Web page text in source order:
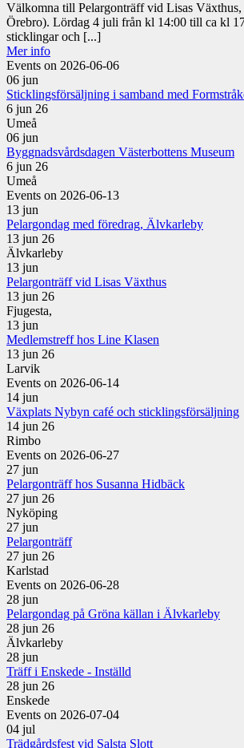
Välkomna till Pelargonträff vid Lisas Växthus,
Örebro). Lördag 4 juli från kl 14:00 till ca kl
sticklingar och [...]
Mer info
Events on 2026-06-06
06 jun
Sticklingsförsäljning i samband med
6 jun 26
Umeå
06 jun
Byggnadsvårdsdagen Västerbottens Museum
6 jun 26
Umeå
Events on 2026-06-13
13 jun
Pelargondag med föredrag, Älvkarleby
13 jun 26
Älvkarleby
13 jun
Pelargonträff vid Lisas Växthus
13 jun 26
Fjugesta,
13 jun
Medlemstreff hos Line Klasen
13 jun 26
Larvik
Events on 2026-06-14
14 jun
Växplats Nybyn café och sticklingsförsäljning
14 jun 26
Rimbo
Events on 2026-06-27
27 jun
Pelargonträff hos Susanna Hidbäck
27 jun 26
Nyköping
27 jun
Pelargonträff
27 jun 26
Karlstad
Events on 2026-06-28
28 jun
Pelargondag på Gröna källan i Älvkarleby
28 jun 26
Älvkarleby
28 jun
Träff i Enskede - Inställd
28 jun 26
Enskede
Events on 2026-07-04
04 jul
Trädgårdsfest vid Salsta Slott